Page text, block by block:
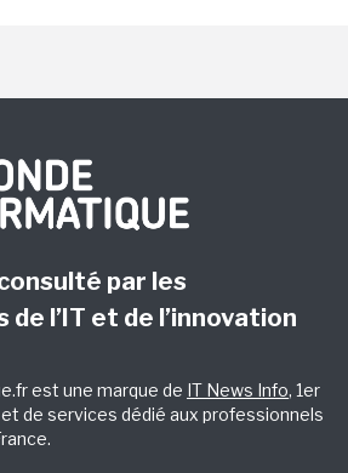
par les
l’IT et de l’innovation
est une marque de IT News Info, 1er
de services dédié aux professionnels